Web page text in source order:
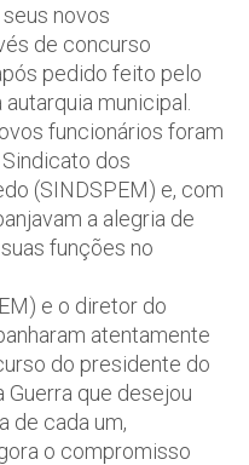
novos
de concurso
pedido feito pelo
municipal.
funcionários foram
dos
(SINDSPEM) e, com
a alegria de
funções no
e o diretor do
atentamente
do presidente do
Guerra que desejou
de cada um,
o compromisso